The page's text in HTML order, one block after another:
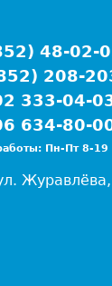
48-02-
208-
333-04-
634-80-
Пн-Пт 8-19